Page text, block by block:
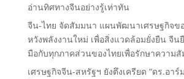
อ่านทิศทางจีนอย่างรู้เท่าทัน
จีน-ไทย จัดสัมมนา แผนพัฒนาเศรษฐกิจข
หวังพลังงานใหม่ เพื่อสิ่งแวดล้อมยั่งยืน จี
มือกับทุกภาคส่วนของไทยเพื่อรักษาความ
เศรษฐกิจจีน-สหรัฐฯ ยังตึงเครียด “ดร.อา